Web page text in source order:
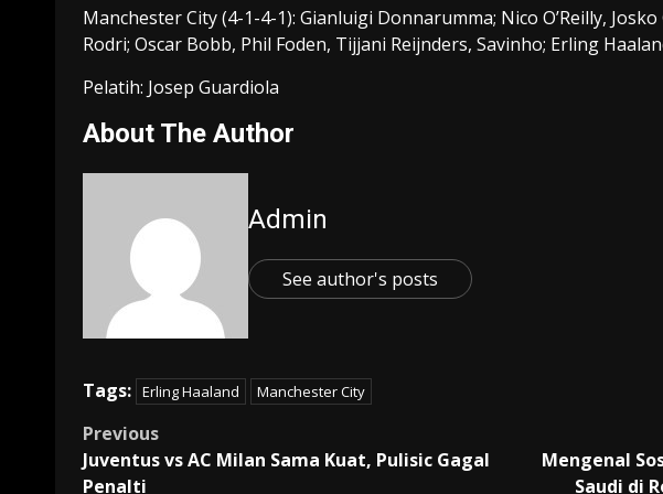
Manchester City (4-1-4-1): Gianluigi Donnarumma; Nico O’Reilly,
Rodri; Oscar Bobb, Phil Foden, Tijjani Reijnders, Savinho; Erling
Pelatih: Josep Guardiola
About The Author
Admin
See author's posts
Tags: Erling Haaland Manchester City
Post
navigation
Previous
Juventus vs AC Milan Sama Kuat, Pulisic Gagal
Penalti
Mengenal
Saudi di